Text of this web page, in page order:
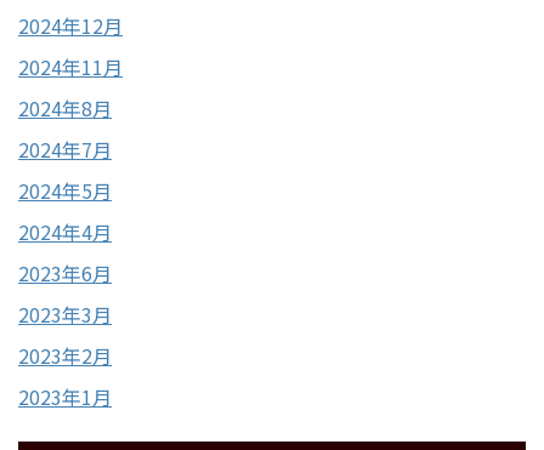
2024年12月
2024年11月
2024年8月
2024年7月
2024年5月
2024年4月
2023年6月
2023年3月
2023年2月
2023年1月